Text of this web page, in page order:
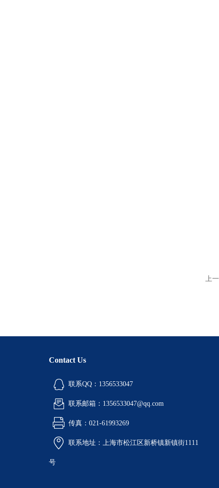
上
Contact Us
联系QQ：1356533047
联系邮箱：1356533047@qq.com
传真：021-61993269
联系地址：上海市松江区新桥镇新镇街1111
号